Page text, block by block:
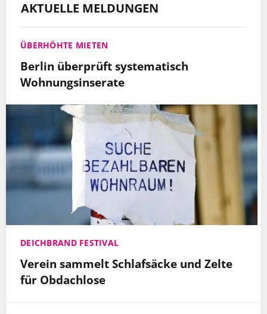
AKTUELLE MELDUNGEN
ÜBERHÖHTE MIETEN
Berlin überprüft systematisch
Wohnungsinserate
DEICHBRAND FESTIVAL
Verein sammelt Schlafsäcke und Zelte
für Obdachlose